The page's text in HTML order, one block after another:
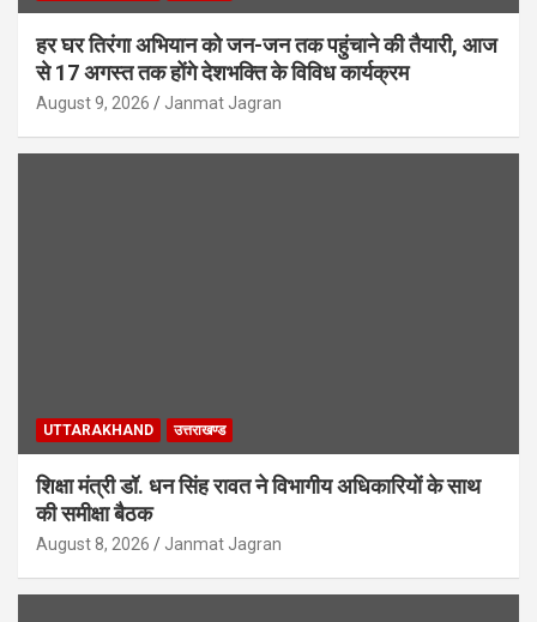
हर घर तिरंगा अभियान को जन-जन तक पहुंचाने की तैयारी, आज
से 17 अगस्त तक होंगे देशभक्ति के विविध कार्यक्रम
August 9, 2026 Janmat Jagran
UTTARAKHAND उत्तराखण्ड
शिक्षा मंत्री डॉ. धन सिंह रावत ने विभागीय अधिकारियों के साथ
की समीक्षा बैठक
August 8, 2026 Janmat Jagran